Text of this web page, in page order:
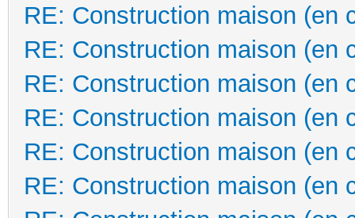
RE: Construction maison (en
RE: Construction maison (en
RE: Construction maison (en
RE: Construction maison (en
RE: Construction maison (en
RE: Construction maison (en